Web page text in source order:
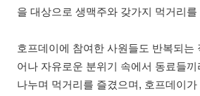
을 대상으로 생맥주와 갖가지 먹거리
호프데이에 참여한 사원들도 반복되는
어나 자유로운 분위기 속에서 동료들
나누며 먹거리를 즐겼으며, 호프데이